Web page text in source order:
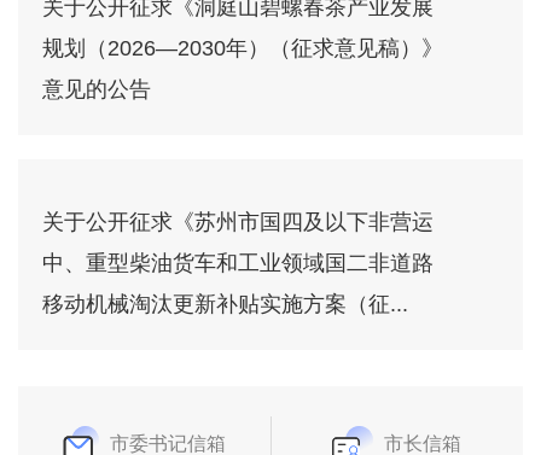
关于公开征求《洞庭山碧螺春茶产业发展
规划（2026—2030年）（征求意见稿）》
意见的公告
关于公开征求《苏州市国四及以下非营运
中、重型柴油货车和工业领域国二非道路
移动机械淘汰更新补贴实施方案（征...
市委书记信箱 市长信箱